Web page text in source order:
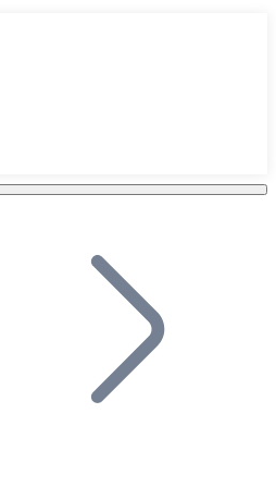
en tu plataforma.
en tu negocio y permite que
tu ecosistema.
distribuidores.